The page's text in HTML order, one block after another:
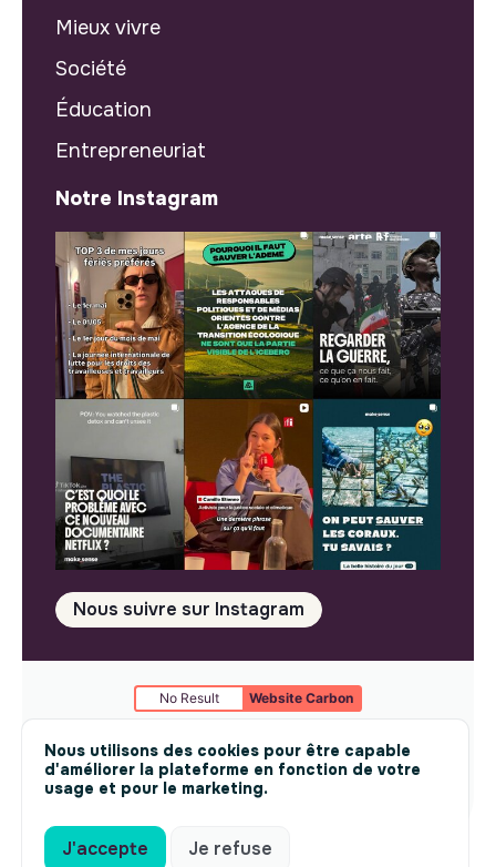
Nous utilisons des cookies pour être capable
d'améliorer la plateforme en fonction de votre
usage et pour le marketing.
J'accepte Je refuse
Mieux vivre
Société
Éducation
Entrepreneuriat
Notre Instagram
Nous suivre sur Instagram
No Result Website Carbon
Mentions légales© makesense 2024 -cookies